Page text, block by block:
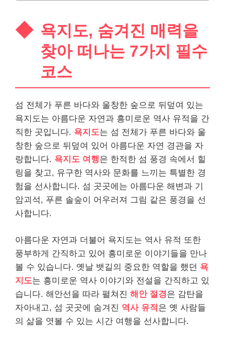
욕지도, 숨겨진 매력을
찾아 떠나는 7가지 필수
코스
섬 전체가 푸른 바다와 울창한 숲으로 뒤덮여 있는
욕지도는 아름다운 자연과 흥미로운 역사 유적을 간
직한 곳입니다. 욕지도는 섬 전체가 푸른 바다와 울
창한 숲으로 뒤덮여 있어 아름다운 자연 경관을 자
랑합니다. 욕지도 여행은 한적한 섬 풍경 속에서 힐
링을 찾고, 유구한 역사와 문화를 느끼는 특별한 경
험을 선사합니다. 섬 곳곳에는 아름다운 해변과 기
암괴석, 푸른 솔숲이 어우러져 그림 같은 풍경을 선
사합니다.
아름다운 자연과 더불어 욕지도는 역사 유적 또한
풍부하게 간직하고 있어 흥미로운 이야기들을 만나
볼 수 있습니다. 옛날 뱃길의 중요한 역할을 했던 욕
지도는 흥미로운 역사 이야기와 전설을 간직하고 있
습니다. 해안선을 따라 펼쳐진 해안 절경은 감탄을
자아내고, 섬 곳곳에 숨겨진 역사 유적 은 옛 사람들
의 삶을 엿볼 수 있는 시간 여행을 선사합니다.